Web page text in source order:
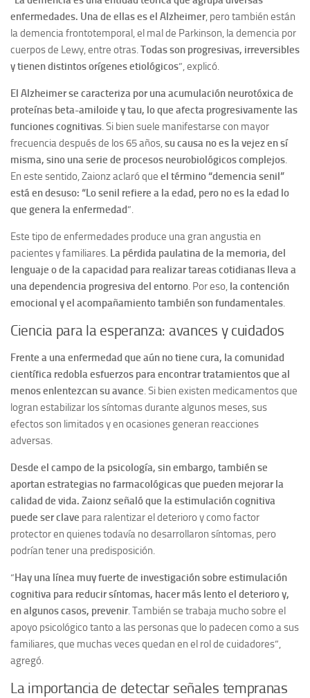
enfermedades. Una de ellas es el Alzheimer, pero también están
la demencia frontotemporal, el mal de Parkinson, la demencia por
cuerpos de Lewy, entre otras.Todas son progresivas, irreversibles
y tienen distintos orígenes etiológicos”, explicó.
El Alzheimer se caracteriza por una acumulación neurotóxica de
proteínas beta-amiloide y tau, lo que afecta progresivamente las
funciones cognitivas. Si bien suele manifestarse con mayor
frecuencia después de los 65 años,su causa no es la vejez en sí
misma, sino una serie de procesos neurobiológicos complejos.
En este sentido, Zaionz aclaró que el término “demencia senil”
está en desuso: “Lo senil refiere a la edad, pero no es la edad lo
que genera la enfermedad”.
Este tipo de enfermedades produce una gran angustia en
pacientes y familiares. La pérdida paulatina de la memoria, del
lenguaje o de la capacidad para realizar tareas cotidianas lleva a
una dependencia progresiva del entorno. Por eso, la contención
emocional y el acompañamiento también son fundamentales.
Ciencia para la esperanza: avances y cuidados
Frente a una enfermedad que aún no tiene cura, la comunidad
científica redobla esfuerzos para encontrar tratamientos que al
menos enlentezcan su avance. Si bien existen medicamentos que
logran estabilizar los síntomas durante algunos meses, sus
efectos son limitados y en ocasiones generan reacciones
adversas.
Desde el campo de la psicología, sin embargo, también se
aportan estrategias no farmacológicas que pueden mejorar la
calidad de vida. Zaionz señaló que la estimulación cognitiva
puede ser clave para ralentizar el deterioro y como factor
protector en quienes todavía no desarrollaron síntomas, pero
podrían tener una predisposición.
“ Hay una línea muy fuerte de investigación sobre estimulación
cognitiva para reducir síntomas, hacer más lento el deterioro y,
en algunos casos, prevenir. También se trabaja mucho sobre el
apoyo psicológico tanto a las personas que lo padecen como a sus
familiares, que muchas veces quedan en el rol de cuidadores”,
agregó.
La importancia de detectar señales tempranas